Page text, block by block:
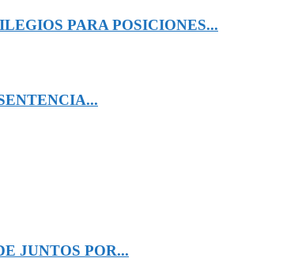
PARA POSICIONES...
JUNTOS POR...